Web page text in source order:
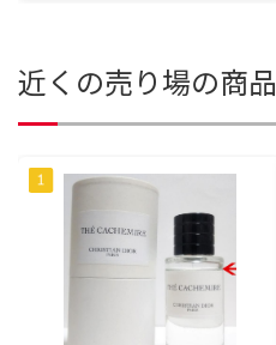
近くの売り場の商品